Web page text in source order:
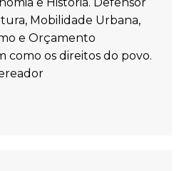
e História. Defensor
Mobilidade Urbana,
e Orçamento
como os direitos do povo.